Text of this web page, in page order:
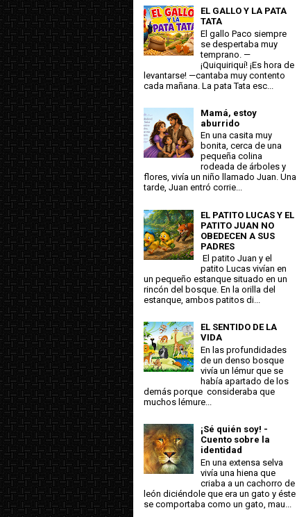
EL GALLO Y LA PATA
TATA
El gallo Paco siempre
se despertaba muy
temprano. —
¡Quiquiriquí! ¡Es hora de
levantarse! —cantaba muy contento
cada mañana. La pata Tata esc...
Mamá, estoy
aburrido
En una casita muy
bonita, cerca de una
pequeña colina
rodeada de árboles y
flores, vivía un niño llamado Juan. Una
tarde, Juan entró corrie...
EL PATITO LUCAS Y EL
PATITO JUAN NO
OBEDECEN A SUS
PADRES
El patito Juan y el
patito Lucas vivían en
un pequeño estanque situado en un
rincón del bosque. En la orilla del
estanque, ambos patitos di...
EL SENTIDO DE LA
VIDA
En las profundidades
de un denso bosque
vivía un lémur que se
había apartado de los
demás porque consideraba que
muchos lémure...
¡Sé quién soy! -
Cuento sobre la
identidad
En una extensa selva
vivía una hiena que
criaba a un cachorro de
león diciéndole que era un gato y éste
se comportaba como un gato, mau...